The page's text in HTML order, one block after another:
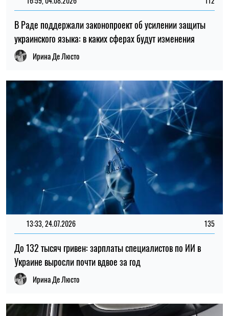
13:33, 24.07.2026
Украине выросли почти вдвое за год
Ирина Де Люсто
12:00, 19.07.2026
подростка из-за украинской речи